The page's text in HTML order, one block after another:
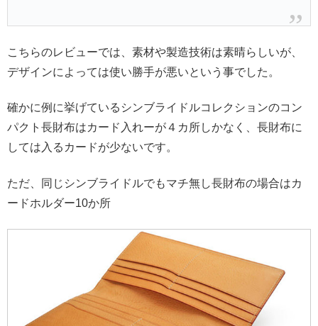
こちらのレビューでは、素材や製造技術は素晴らしいが、
デザインによっては使い勝手が悪いという事でした。
確かに例に挙げているシンブライドルコレクションのコン
パクト長財布はカード入れーが４カ所しかなく、長財布に
しては入るカードが少ないです。
ただ、同じシンブライドルでもマチ無し長財布の場合はカ
ードホルダー10か所